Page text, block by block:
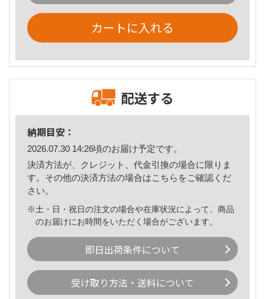
カートに入れる
配送する
納期目安：
2026.07.30 14:26頃のお届け予定です。
決済方法が、クレジット、代金引換の場合に限りま
す。その他の決済方法の場合はこちら をご確認くだ
さい。
※土・日・祝日の注文の場合や在庫状況によって、商品
のお届けにお時間をいただく場合がございます。
即日出荷条件について
受け取り方法・送料について